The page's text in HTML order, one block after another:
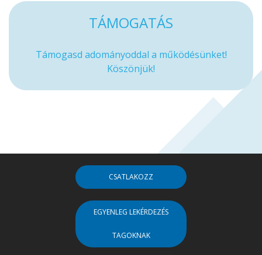
TÁMOGATÁS
Támogasd adományoddal a működésünket!
Köszönjük!
CSATLAKOZZ
EGYENLEG LEKÉRDEZÉS
TAGOKNAK